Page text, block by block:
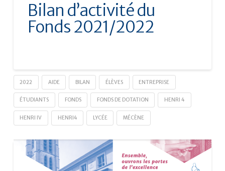
Bilan d’activité du
Fonds 2021/2022
2022 AIDE BILAN ÉLÈVES ENTREPRISE
ÉTUDIANTS FONDS FONDS DE DOTATION HENRI 4
HENRI IV HENRI4 LYCÉE MÉCÈNE